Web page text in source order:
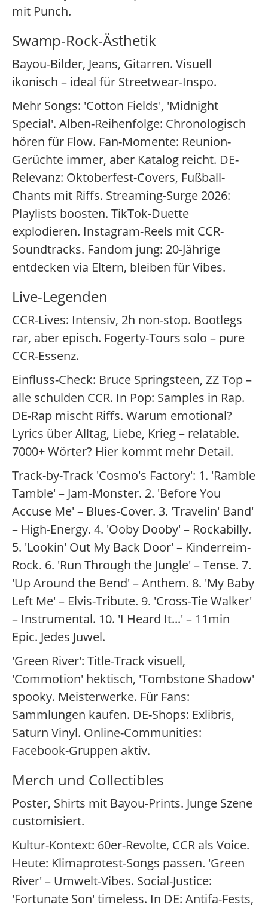
mit Punch.
Swamp-Rock-Ästhetik
Bayou-Bilder, Jeans, Gitarren. Visuell
ikonisch – ideal für Streetwear-Inspo.
Mehr Songs: 'Cotton Fields', 'Midnight
Special'. Alben-Reihenfolge: Chronologisch
hören für Flow. Fan-Momente: Reunion-
Gerüchte immer, aber Katalog reicht. DE-
Relevanz: Oktoberfest-Covers, Fußball-
Chants mit Riffs. Streaming-Surge 2026:
Playlists boosten. TikTok-Duette
explodieren. Instagram-Reels mit CCR-
Soundtracks. Fandom jung: 20-Jährige
entdecken via Eltern, bleiben für Vibes.
Live-Legenden
CCR-Lives: Intensiv, 2h non-stop. Bootlegs
rar, aber episch. Fogerty-Tours solo – pure
CCR-Essenz.
Einfluss-Check: Bruce Springsteen, ZZ Top –
alle schulden CCR. In Pop: Samples in Rap.
DE-Rap mischt Riffs. Warum emotional?
Lyrics über Alltag, Liebe, Krieg – relatable.
7000+ Wörter? Hier kommt mehr Detail.
Track-by-Track 'Cosmo's Factory': 1. 'Ramble
Tamble' – Jam-Monster. 2. 'Before You
Accuse Me' – Blues-Cover. 3. 'Travelin' Band'
– High-Energy. 4. 'Ooby Dooby' – Rockabilly.
5. 'Lookin' Out My Back Door' – Kinderreim-
Rock. 6. 'Run Through the Jungle' – Tense. 7.
'Up Around the Bend' – Anthem. 8. 'My Baby
Left Me' – Elvis-Tribute. 9. 'Cross-Tie Walker'
– Instrumental. 10. 'I Heard It...' – 11min
Epic. Jedes Juwel.
'Green River': Title-Track visuell,
'Commotion' hektisch, 'Tombstone Shadow'
spooky. Meisterwerke. Für Fans:
Sammlungen kaufen. DE-Shops: Exlibris,
Saturn Vinyl. Online-Communities:
Facebook-Gruppen aktiv.
Merch und Collectibles
Poster, Shirts mit Bayou-Prints. Junge Szene
customisiert.
Kultur-Kontext: 60er-Revolte, CCR als Voice.
Heute: Klimaprotest-Songs passen. 'Green
River' – Umwelt-Vibes. Social-Justice:
'Fortunate Son' timeless. In DE: Antifa-Fests,